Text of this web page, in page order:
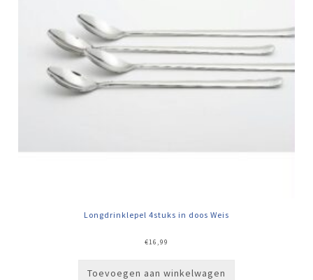
Longdrinklepel 4stuks in doos Weis
€16,99
Toevoegen aan winkelwagen